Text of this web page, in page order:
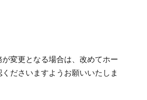
変更となる場合は、改めてホー
ださいますようお願いいたしま